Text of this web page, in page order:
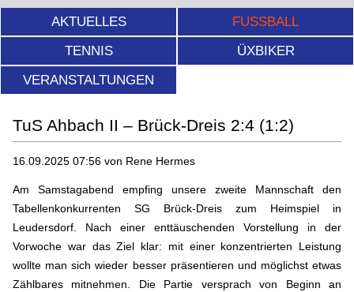
AKTUELLES
FUSSBALL
TENNIS
ÜXBIKER
VERANSTALTUNGEN
TuS Ahbach II – Brück-Dreis 2:4 (1:2)
16.09.2025 07:56 von Rene Hermes
Am Samstagabend empfing unsere zweite Mannschaft den
Tabellenkonkurrenten SG Brück-Dreis zum Heimspiel in
Leudersdorf. Nach einer enttäuschenden Vorstellung in der
Vorwoche war das Ziel klar: mit einer konzentrierten Leistung
wollte man sich wieder besser präsentieren und möglichst etwas
Zählbares mitnehmen. Die Partie versprach von Beginn an